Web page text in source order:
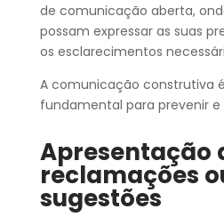
de comunicação aberta,
possam expressar as suas
os esclarecimentos
A comunicação construtiva
fundamental para prevenir e
Apresentação
reclamações
sugestões